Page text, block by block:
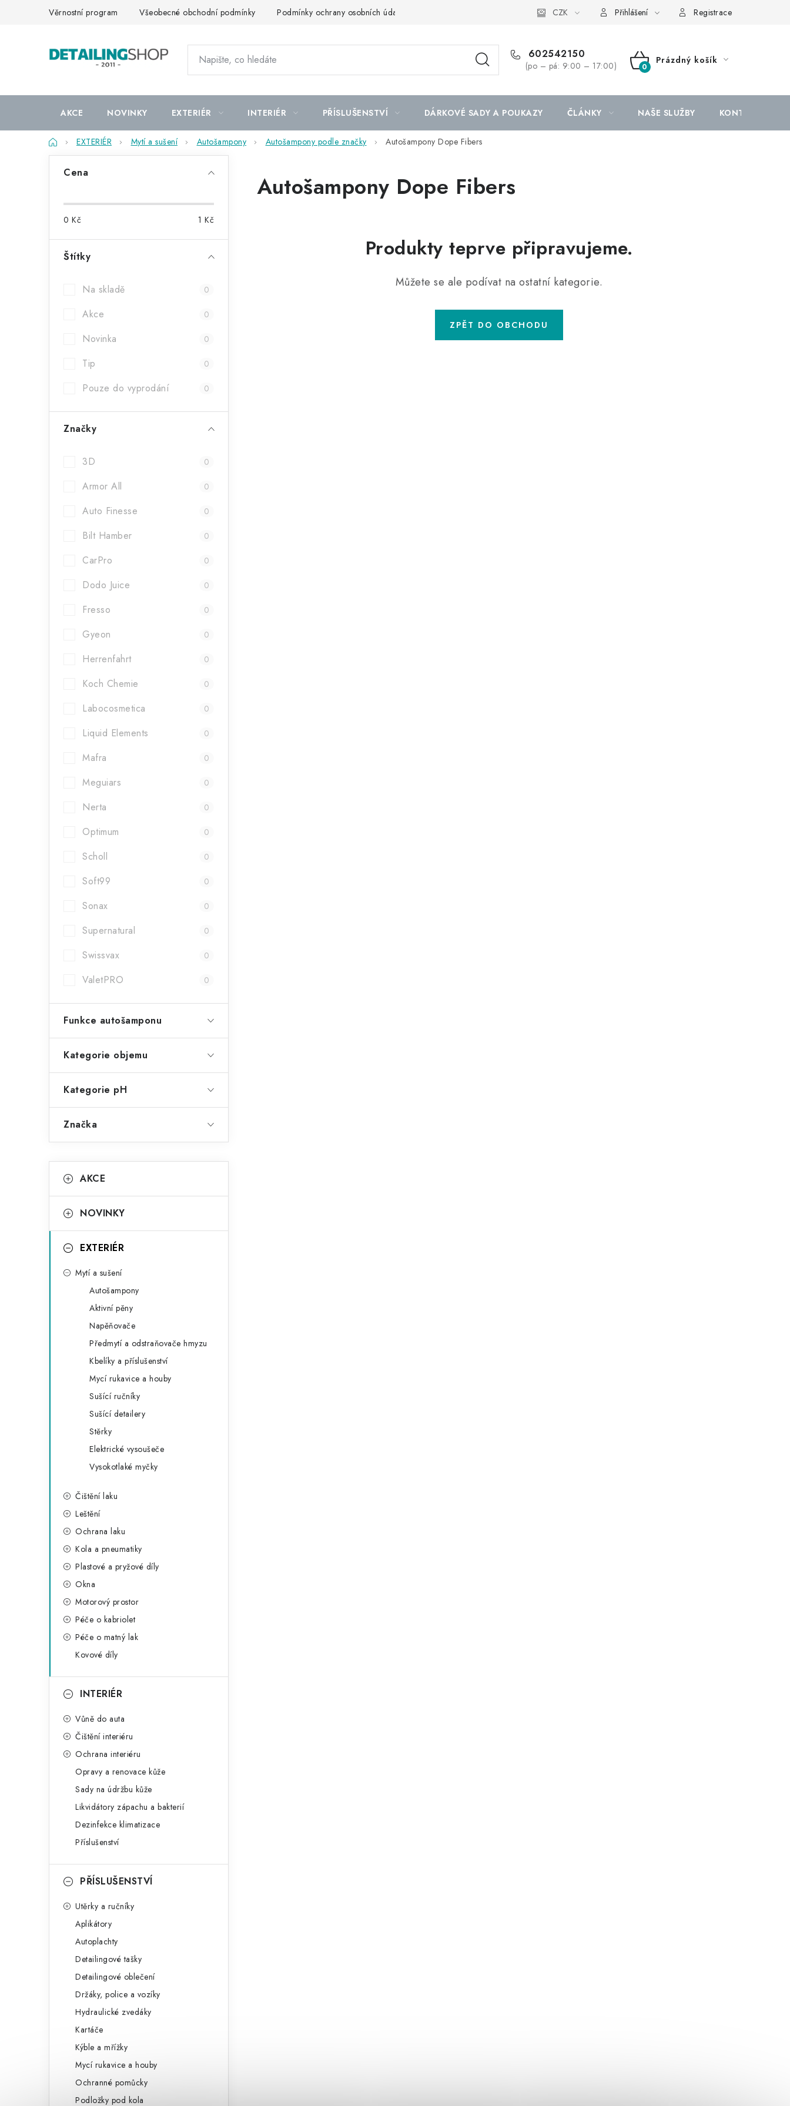
Věrnostní program Všeobecné obchodní podmínky Podmínky ochrany osobních údajů CZK Přihlášení Registrace
602542150
(po – pá: 9:00 – 17:00)
NÁKUPNÍ
Prázdný košík
AKCE NOVINKY EXTERIÉR INTERIÉR PŘÍSLUŠENSTVÍ DÁRKOVÉ SADY A POUKAZY ČLÁNKY NAŠE SLUŽBY KONTAKTY
DomůEXTERIÉR Mytí a sušení Autošampony Autošampony podle značky Autošampony Dope Fibers
t
n
Cena
0 Kč 1 Kč
Štítky
Na skladě 0
Akce 0
Novinka 0
Tip 0
Pouze do vyprodání 0
Značky
3D 0
Armor All 0
Auto Finesse 0
Bilt Hamber 0
CarPro 0
Dodo Juice 0
Fresso 0
Gyeon 0
Herrenfahrt 0
Koch Chemie 0
Labocosmetica 0
Liquid Elements 0
Mafra 0
Meguiars 0
Nerta 0
Optimum 0
Scholl 0
Soft99 0
Sonax 0
Supernatural 0
Swissvax 0
ValetPRO 0
Funkce autošamponu
Kategorie objemu
Kategorie pH
Značka
kategorie
a
e
AKCE
NOVINKY
EXTERIÉR
Mytí a sušení
Autošampony
Aktivní pěny
Napěňovače
Předmytí a odstraňovače hmyzu
Kbelíky a příslušenství
Mycí rukavice a houby
Sušící ručníky
Sušící detailery
Stěrky
Elektrické vysoušeče
Vysokotlaké myčky
Čištění laku
Leštění
Ochrana laku
Kola a pneumatiky
Plastové a pryžové díly
Okna
Motorový prostor
Péče o kabriolet
Péče o matný lak
Kovové díly
INTERIÉR
Vůně do auta
Čištění interiéru
Ochrana interiéru
Opravy a renovace kůže
Sady na údržbu kůže
Likvidátory zápachu a bakterií
Dezinfekce klimatizace
Příslušenství
PŘÍSLUŠENSTVÍ
Utěrky a ručníky
Aplikátory
Autoplachty
Detailingové tašky
Detailingové oblečení
Držáky, police a vozíky
Hydraulické zvedáky
Kartáče
Kýble a mřížky
Mycí rukavice a houby
Ochranné pomůcky
Podložky pod kola
Autošampony Dope Fibers
Produkty teprve připravujeme.
Můžete se ale podívat na ostatní kategorie.
ZPĚT DO OBCHODU